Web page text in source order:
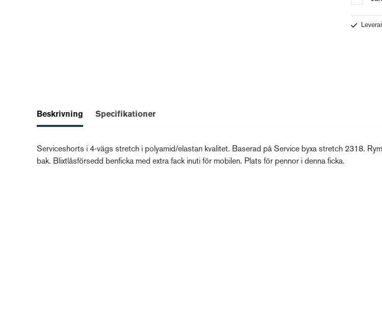
Beskrivning Specifikationer
Serviceshorts i 4-vägs stretch i polyamid/elastan kvalitet. Baserad på Service byxa stretch 2318.
bak. Blixtlåsförsedd benficka med extra fack inuti för mobilen. Plats för pennor i denna ficka.